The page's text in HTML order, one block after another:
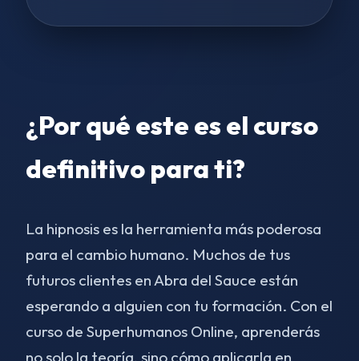
¿Por qué este es el curso
definitivo para ti?
La hipnosis es la herramienta más poderosa
para el cambio humano. Muchos de tus
futuros clientes en Abra del Sauce están
esperando a alguien con tu formación. Con el
curso de Superhumanos Online, aprenderás
no solo la teoría, sino cómo aplicarla en